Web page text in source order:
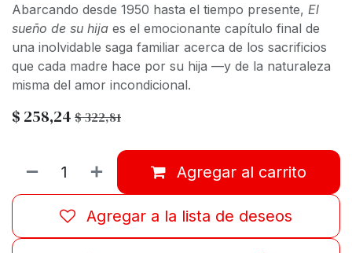
Abarcando desde 1950 hasta el tiempo presente, El
sueño de su hija es el emocionante capítulo final de
una inolvidable saga familiar acerca de los sacrificios
que cada madre hace por su hija —y de la naturaleza
misma del amor incondicional.
$ 258,24 $322,81
Agregar al carrito
Agregar a la lista de deseos